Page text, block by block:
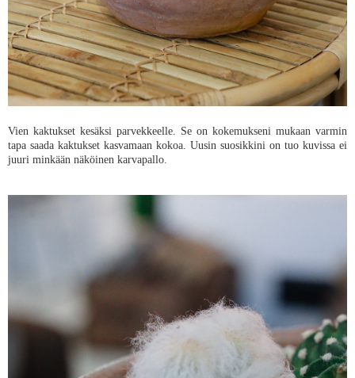
Vien kaktukset kesäksi parvekkeelle. Se on kokemukseni mukaan varmin
tapa saada kaktukset kasvamaan kokoa. Uusin suosikkini on tuo kuvissa ei
juuri minkään näköinen karvapallo.